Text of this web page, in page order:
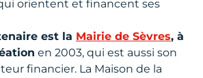
orientent et financent ses
est la Mairie de Sèvres, à
en 2003, qui est aussi son
financier. La Maison de la